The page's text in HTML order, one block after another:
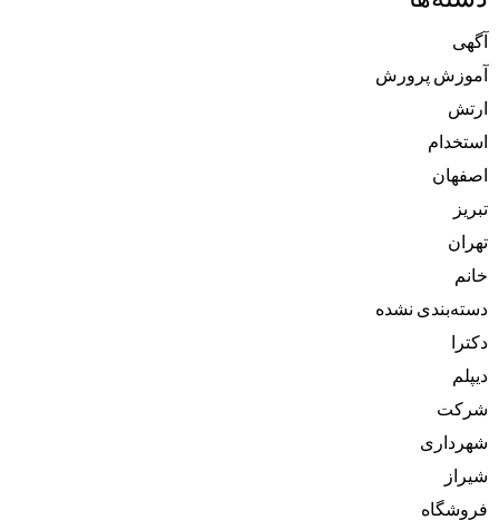
آگهی
آموزش پرورش
ارتش
استخدام
اصفهان
تبریز
تهران
خانم
دسته‌بندی نشده
دکترا
دیپلم
شرکت
شهرداری
شیراز
فروشگاه